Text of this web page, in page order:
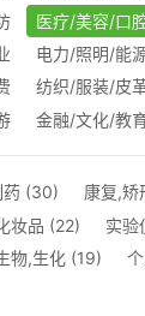
医疗/美容/口
电力/照明/能
纺织/服装/皮
金融/文化/教
药 (30)
康复,矫
妆品 (22)
实验
物,生化 (19)